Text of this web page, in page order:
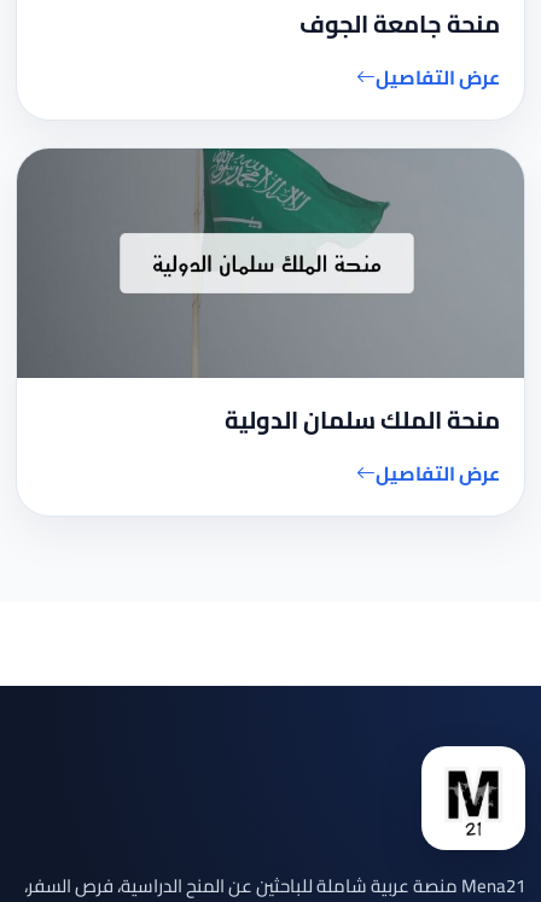
منحة جامعة الجوف
عرض التفاصيل
منحة الملك سلمان الدولية
عرض التفاصيل
Mena21 منصة عربية شاملة للباحثين عن المنح الدراسية، فرص السفر،